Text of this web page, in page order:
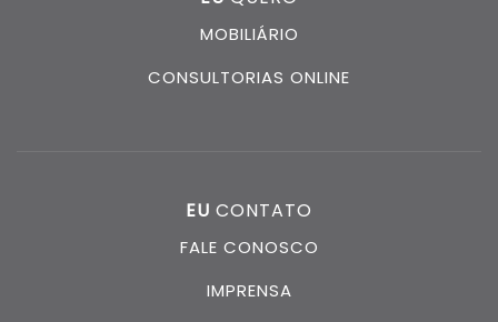
MOBILIÁRIO
CONSULTORIAS ONLINE
EU CONTATO
FALE CONOSCO
IMPRENSA